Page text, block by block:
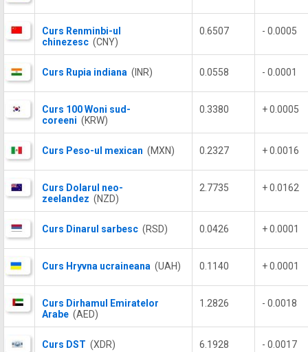
Curs Renminbi-ul
chinezesc (CNY)
0.6507 - 0.0005
Curs Rupia indiana (INR) 0.0558 - 0.0001
Curs 100 Woni sud-
coreeni (KRW)
0.3380 + 0.0005
Curs Peso-ul mexican (MXN) 0.2327 + 0.0016
Curs Dolarul neo-
zeelandez (NZD)
2.7735 + 0.0162
Curs Dinarul sarbesc (RSD) 0.0426 + 0.0001
Curs Hryvna ucraineana (UAH) 0.1140 + 0.0001
Curs Dirhamul Emiratelor
Arabe (AED)
1.2826 - 0.0018
Curs DST (XDR) 6.1928 - 0.0017